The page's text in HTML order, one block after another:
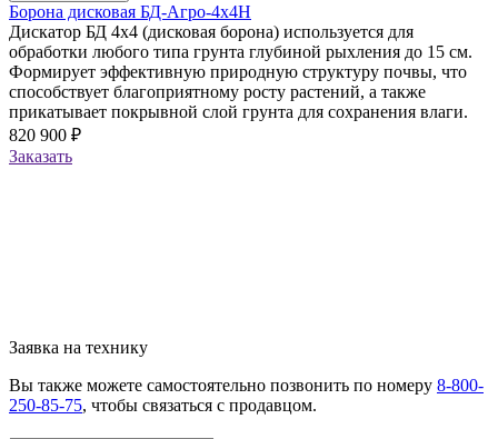
Борона дисковая БД-Агро-4х4Н
Дискатор БД 4х4 (дисковая борона) используется для
обработки любого типа грунта глубиной рыхления до 15 см.
Формирует эффективную природную структуру почвы, что
способствует благоприятному росту растений, а также
прикатывает покрывной слой грунта для сохранения влаги.
820 900 ₽
Заказать
Заявка на технику
Вы также можете самостоятельно позвонить по номеру 8-800-
250-85-75, чтобы связаться с продавцом.